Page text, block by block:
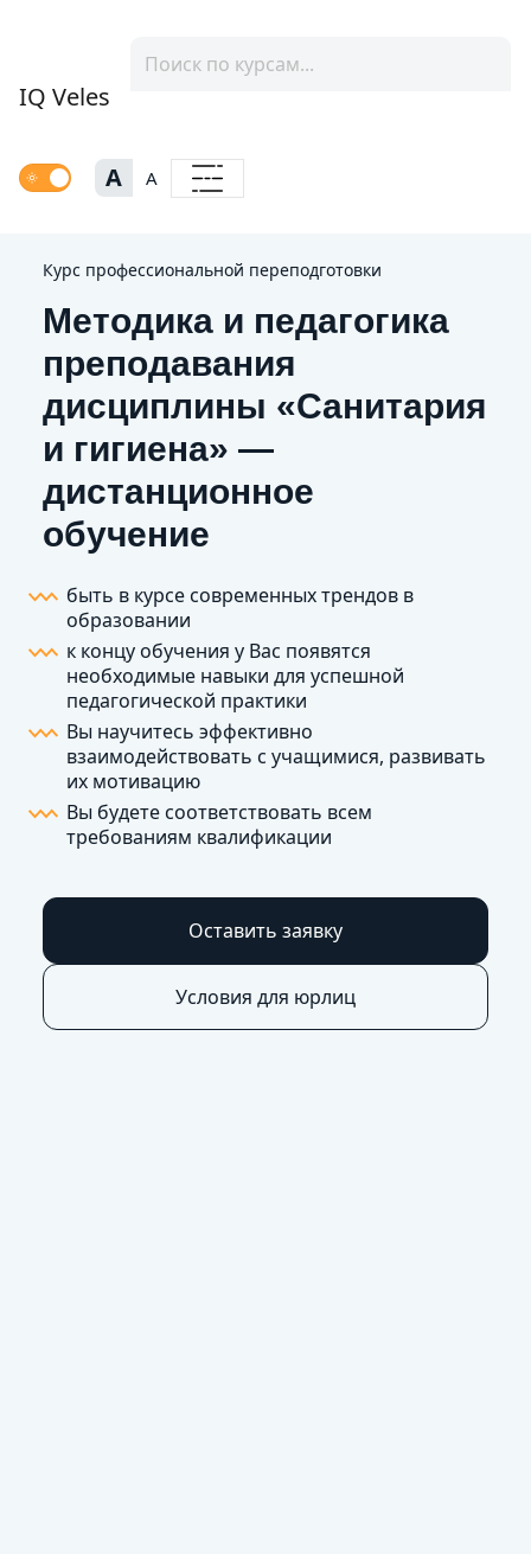
IQ Veles
A A
Курс профессиональной переподготовки
Методика и педагогика
преподавания
дисциплины «Санитария
и гигиена» —
дистанционное
обучение
быть в курсе современных трендов в
образовании
к концу обучения у Вас появятся
необходимые навыки для успешной
педагогической практики
Вы научитесь эффективно
взаимодействовать с учащимися, развивать
их мотивацию
Вы будете соответствовать всем
требованиям квалификации
Оставить заявку
Условия для юрлиц